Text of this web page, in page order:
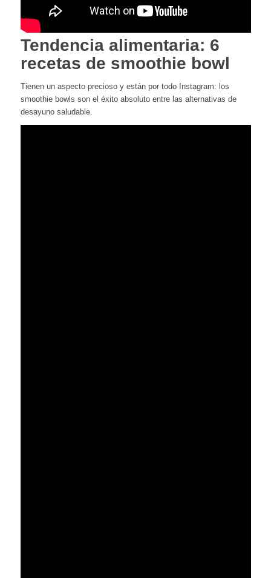
Tendencia alimentaria: 6
recetas de smoothie bowl
Tienen un aspecto precioso y están por todo Instagram: los
smoothie bowls son el éxito absoluto entre las alternativas de
desayuno saludable.